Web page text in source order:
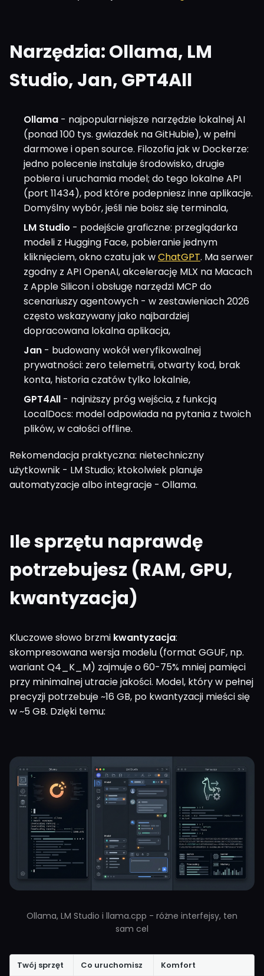
Narzędzia: Ollama, LM
Studio, Jan, GPT4All
Ollama - najpopularniejsze narzędzie lokalnej AI
(ponad 100 tys. gwiazdek na GitHubie), w pełni
darmowe i open source. Filozofia jak w Dockerze:
jedno polecenie instaluje środowisko, drugie
pobiera i uruchamia model; do tego lokalne API
(port 11434), pod które podepniesz inne aplikacje.
Domyślny wybór, jeśli nie boisz się terminala,
LM Studio - podejście graficzne: przeglądarka
modeli z Hugging Face, pobieranie jednym
kliknięciem, okno czatu jak wChatGPT. Ma serwer
zgodny z API OpenAI, akcelerację MLX na Macach
z Apple Silicon i obsługę narzędzi MCP do
scenariuszy agentowych - w zestawieniach 2026
często wskazywany jako najbardziej
dopracowana lokalna aplikacja,
Jan - budowany wokół weryfikowalnej
prywatności: zero telemetrii, otwarty kod, brak
konta, historia czatów tylko lokalnie,
GPT4All - najniższy próg wejścia, z funkcją
LocalDocs: model odpowiada na pytania z twoich
plików, w całości offline.
Rekomendacja praktyczna: nietechniczny
użytkownik - LM Studio; ktokolwiek planuje
automatyzacje albo integracje - Ollama.
Ile sprzętu naprawdę
potrzebujesz (RAM, GPU,
kwantyzacja)
Kluczowe słowo brzmi kwantyzacja:
skompresowana wersja modelu (format GGUF, np.
wariant Q4_K_M) zajmuje o 60-75% mniej pamięci
przy minimalnej utracie jakości. Model, który w pełnej
precyzji potrzebuje ~16 GB, po kwantyzacji mieści się
w ~5 GB. Dzięki temu:
Ollama, LM Studio i llama.cpp - różne interfejsy, ten
sam cel
Twój sprzęt Co uruchomisz
Komfort